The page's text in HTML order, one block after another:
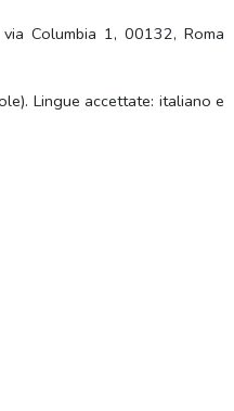
Columbia 1, 00132, Roma
Lingue accettate: italiano e